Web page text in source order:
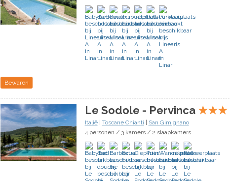
Bewaren
Le Sodole - Pervinca ★★★
Italië| Toscane Chianti
San Gimignano
4 personen / 3 kamers / 2 slaapkamers